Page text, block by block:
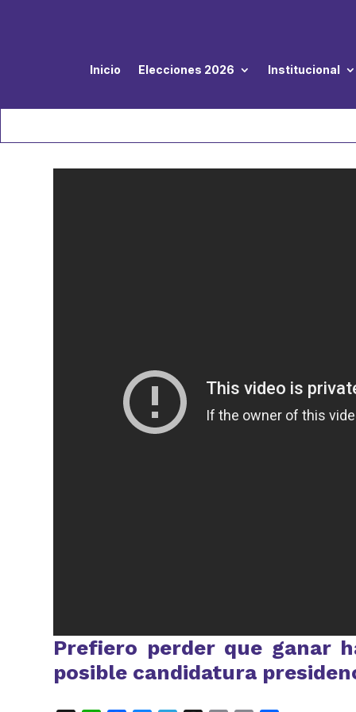
Inicio Elecciones 2026 Institucional
Prefiero perder que ganar
posible candidatura